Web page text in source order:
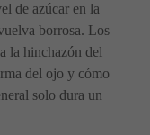
de azúcar en la
borrosa. Los
la hinchazón del
del ojo y cómo
solo dura un